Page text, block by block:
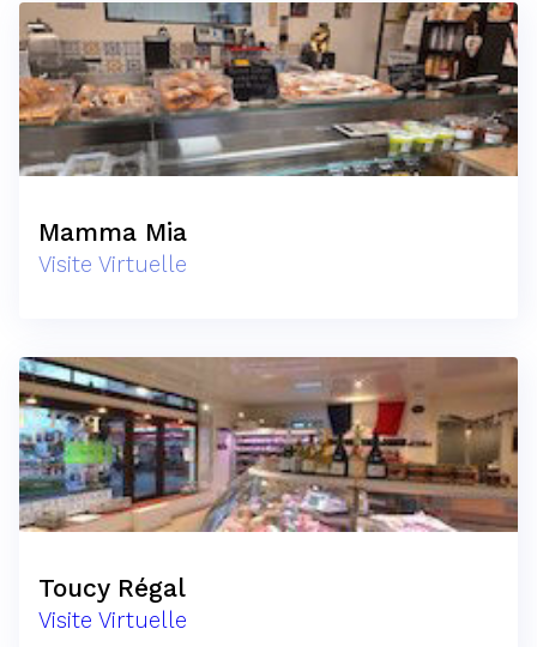
Mamma Mia
Visite Virtuelle
Toucy Régal
Visite Virtuelle